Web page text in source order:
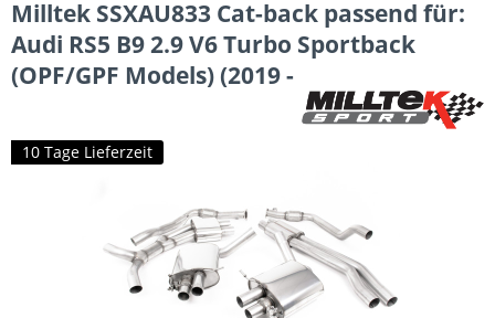
Milltek SSXAU833 Cat-back passend für:
Audi RS5 B9 2.9 V6 Turbo Sportback
(OPF/GPF Models) (2019 -
10 Tage Lieferzeit